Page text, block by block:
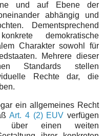
und auf Ebene der
abhängig und
Dementsprechend
demokratische
Charakter sowohl für
Mehrere dieser
Standards stellen
Rechte dar, die
ein allgemeines Recht
Art. 4 (2) EUV verfügen
über einen weiten